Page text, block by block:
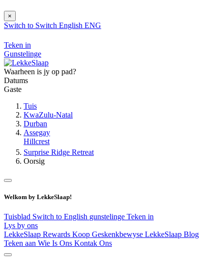
×
Switch to Switch English ENG
Teken in
Gunstelinge
Waarheen is jy op pad?
Datums
Gaste
Tuis
KwaZulu-Natal
Durban
Assegay
Hillcrest
Surprise Ridge Retreat
Oorsig
Welkom by LekkeSlaap!
Tuisblad Switch to English gunstelinge Teken in
Lys by ons
LekkeSlaap Rewards Koop Geskenkbewyse LekkeSlaap Blog
Teken aan Wie Is Ons Kontak Ons